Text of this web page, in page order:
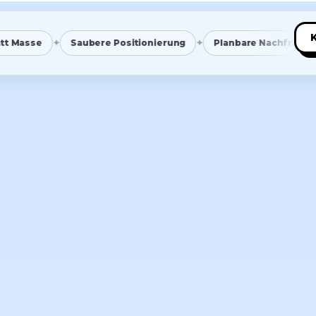
✦ Saubere Positionierung ✦ Planbare Nachfrage ✦ Ein